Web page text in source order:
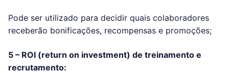
Pode ser utilizado para decidir quais colaboradores
receberão bonificações, recompensas e promoções;
5 – ROI (return on investment) de treinamento e
recrutamento: